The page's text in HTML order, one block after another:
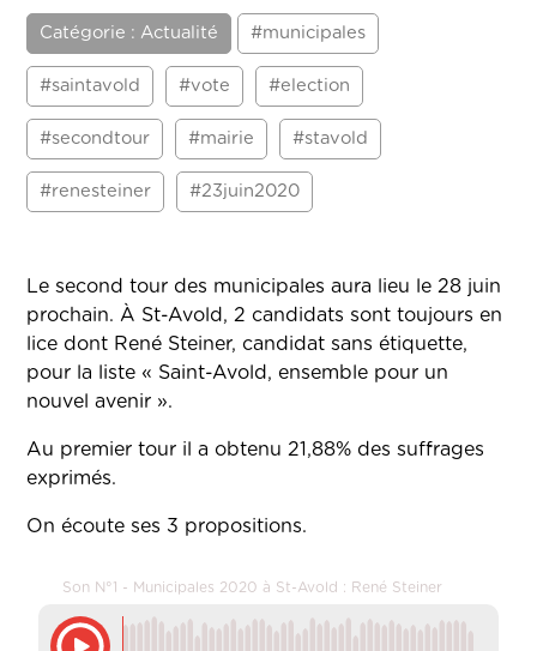
Catégorie : Actualité #municipales
#saintavold #vote #election
#secondtour #mairie #stavold
#renesteiner #23juin2020
Le second tour des municipales aura lieu le 28 juin
prochain. À St-Avold, 2 candidats sont toujours en
lice dont René Steiner, candidat sans étiquette,
pour la liste « Saint-Avold, ensemble pour un
nouvel avenir ».
Au premier tour il a obtenu 21,88% des suffrages
exprimés.
On écoute ses 3 propositions.
Son N°1 - Municipales 2020 à St-Avold : René Steiner